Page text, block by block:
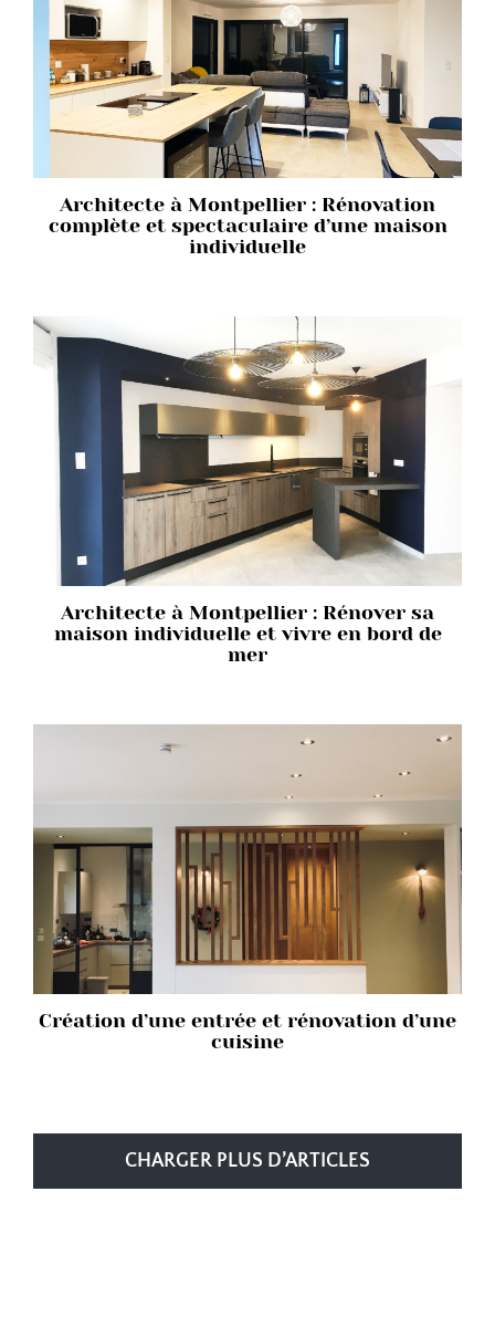
Architecte à Montpellier : Rénovation
complète et spectaculaire d’une maison
individuelle
Architecte à Montpellier : Rénover sa
maison individuelle et vivre en bord de
mer
Création d’une entrée et rénovation d’une
cuisine
CHARGER PLUS D’ARTICLES